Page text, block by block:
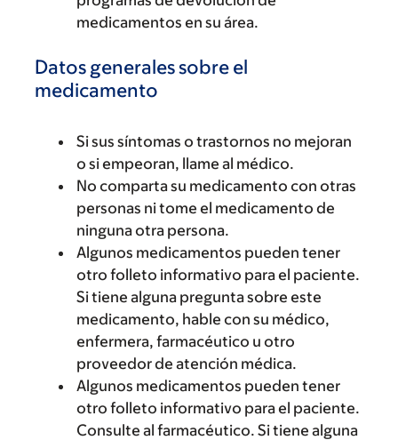
medicamentos en su área.
Datos generales sobre el
medicamento
Si sus síntomas o trastornos no mejoran
o si empeoran, llame al médico.
No comparta su medicamento con otras
personas ni tome el medicamento de
ninguna otra persona.
Algunos medicamentos pueden tener
otro folleto informativo para el paciente.
Si tiene alguna pregunta sobre este
medicamento, hable con su médico,
enfermera, farmacéutico u otro
proveedor de atención médica.
Algunos medicamentos pueden tener
otro folleto informativo para el paciente.
Consulte al farmacéutico. Si tiene alguna